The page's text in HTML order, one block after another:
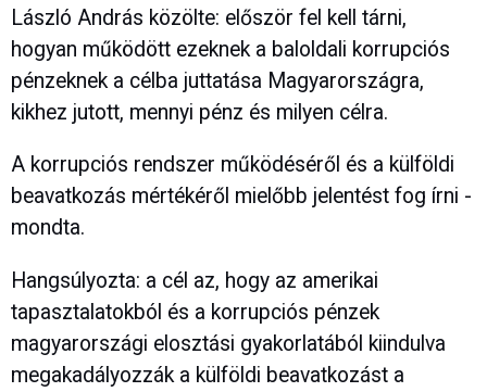
László András közölte: először fel kell tárni,
hogyan működött ezeknek a baloldali korrupciós
pénzeknek a célba juttatása Magyarországra,
kikhez jutott, mennyi pénz és milyen célra.
A korrupciós rendszer működéséről és a külföldi
beavatkozás mértékéről mielőbb jelentést fog írni -
mondta.
Hangsúlyozta: a cél az, hogy az amerikai
tapasztalatokból és a korrupciós pénzek
magyarországi elosztási gyakorlatából kiindulva
megakadályozzák a külföldi beavatkozást a